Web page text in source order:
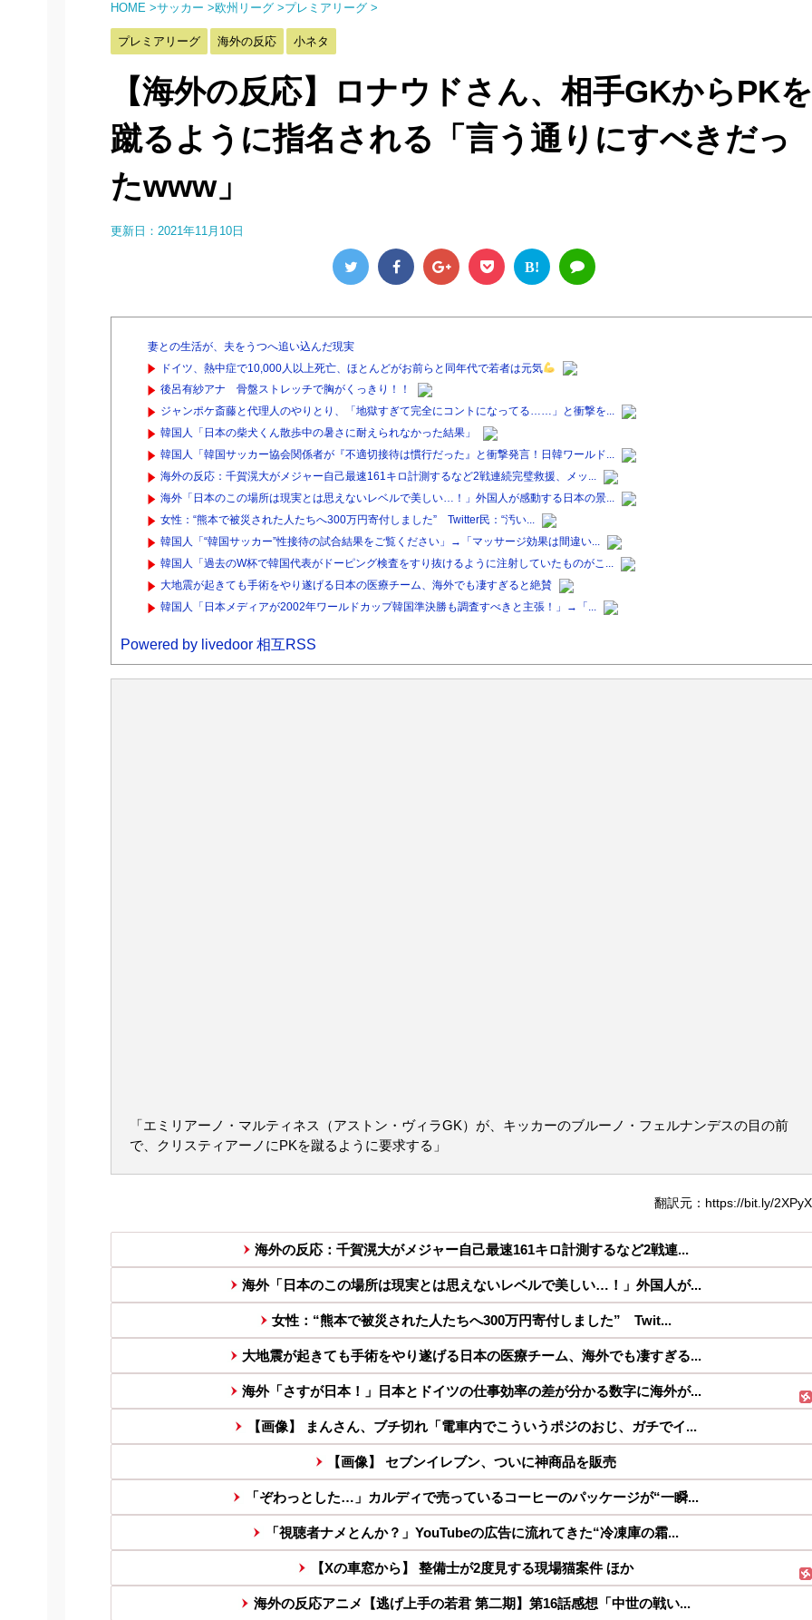
HOME >サッカー >欧州リーグ >プレミアリーグ >
プレミアリーグ 海外の反応 小ネタ
【海外の反応】ロナウドさん、相手GKからPKを
蹴るように指名される「言う通りにすべきだっ
たwww」
更新日： 2021年11月10日
B!
妻との生活が、夫をうつへ追い込んだ現実
ドイツ、熱中症で10,000人以上死亡、ほとんどがお前らと同年代で若者は元気
後呂有紗アナ 骨盤ストレッチで胸がくっきり！！
ジャンポケ斎藤と代理人のやりとり、「地獄すぎて完全にコントになってる……」と衝撃を...
韓国人「日本の柴犬くん散歩中の暑さに耐えられなかった結果」
韓国人「韓国サッカー協会関係者が『不適切接待は慣行だった』と衝撃発言！日韓ワールド...
海外の反応：千賀滉大がメジャー自己最速161キロ計測するなど2戦連続完璧救援、メッ...
海外「日本のこの場所は現実とは思えないレベルで美しい…！」外国人が感動する日本の景...
女性：“熊本で被災された人たちへ300万円寄付しました” Twitter民：“汚い...
韓国人「“韓国サッカー”性接待の試合結果をご覧ください」→「マッサージ効果は間違い...
韓国人「過去のW杯で韓国代表がドーピング検査をすり抜けるように注射していたものがこ...
大地震が起きても手術をやり遂げる日本の医療チーム、海外でも凄すぎると絶賛
韓国人「日本メディアが2002年ワールドカップ韓国準決勝も調査すべきと主張！」→「...
Powered by livedoor 相互RSS
「エミリアーノ・マルティネス（アストン・ヴィラGK）が、キッカーのブルーノ・フェルナンデスの目の前
で、クリスティアーノにPKを蹴るように要求する」
翻訳元：https://bit.ly/
海外の反応：千賀滉大がメジャー自己最速161キロ計測するなど2戦連...
海外「日本のこの場所は現実とは思えないレベルで美しい…！」外国人が...
女性：“熊本で被災された人たちへ300万円寄付しました” Twit...
大地震が起きても手術をやり遂げる日本の医療チーム、海外でも凄すぎる...
海外「さすが日本！」日本とドイツの仕事効率の差が分かる数字に海外が...
【画像】 まんさん、ブチ切れ「電車内でこういうポジのおじ、ガチでイ...
【画像】 セブンイレブン、ついに神商品を販売
「ぞわっとした…」カルディで売っているコーヒーのパッケージが“一瞬...
「視聴者ナメとんか？」YouTubeの広告に流れてきた“冷凍庫の霜...
【Xの車窓から】 整備士が2度見する現場猫案件 ほか
海外の反応アニメ【逃げ上手の若君 第二期】第16話感想「中世の戦い...